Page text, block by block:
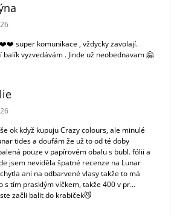
obchodu je 5 z 5 hvězdiček.
super komunikace , vždycky zavolají.
vyzvedávám . Jinde už neobednavam 🤗
obchodu je 3 z 5 hvězdiček.
ok když kupuju Crazy colours, ale minulé
tides a doufám že už to od té doby
pouze v papírovém obalu s bubl. fólii a
jsem neviděla špatné recenze na Lunar
ani na odbarvené vlasy takže to má
s tím prasklým víčkem, takže 400 v pr...
začli balit do krabiček😼